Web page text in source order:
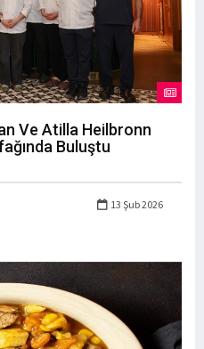
Ve Atilla Heilbronn
Buluştu
13 Şub 2026